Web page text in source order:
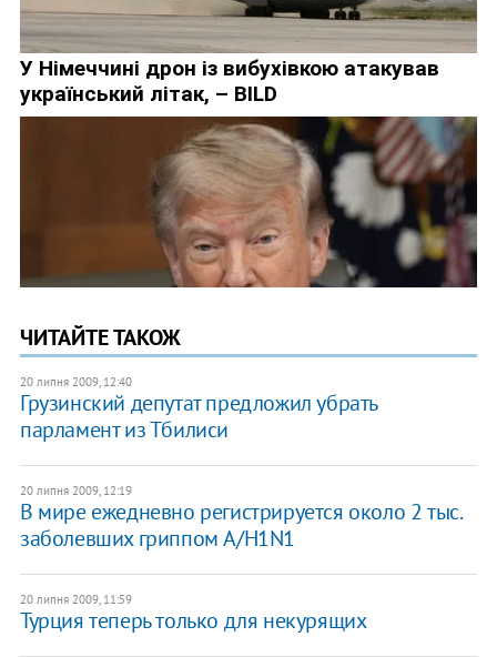
ЧИТАЙТЕ ТАКОЖ
20 липня 2009, 12:40
Грузинский депутат предложил убрать
парламент из Тбилиси
20 липня 2009, 12:19
В мире ежедневно регистрируется около 2 тыс.
заболевших гриппом A/H1N1
20 липня 2009, 11:59
Турция теперь только для некурящих